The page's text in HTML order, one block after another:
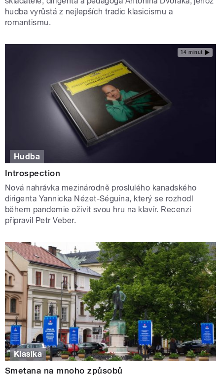
hudba vyrůstá z nejlepších tradic klasicismu a
romantismu.
14 minut
Hudba
Introspection
Nová nahrávka mezinárodně proslulého kanadského
dirigenta Yannicka Nézet-Séguina, který se rozhodl
během pandemie oživit svou hru na klavír. Recenzi
připravil Petr Veber.
Klasika
Smetana na mnoho způsobů